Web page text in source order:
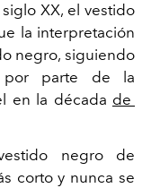
XX, el vestido
la interpretación
negro, siguiendo
por parte de la
en la década de
negro de
corto y nunca se